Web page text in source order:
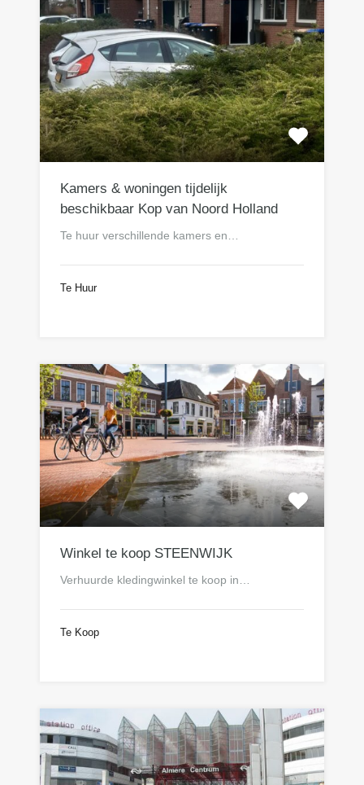
Kamers & woningen tijdelijk
beschikbaar Kop van Noord Holland
Te huur verschillende kamers en…
Te Huur
Winkel te koop STEENWIJK
Verhuurde kledingwinkel te koop in…
Te Koop